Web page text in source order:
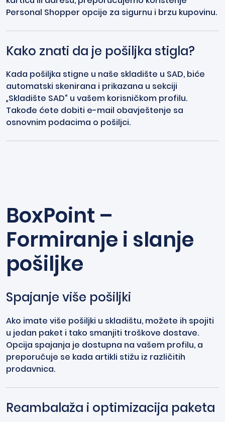
Personal Shopper opcije za sigurnu i brzu kupovinu.
Kako znati da je pošiljka stigla?
Kada pošiljka stigne u naše skladište u SAD, biće
automatski skenirana i prikazana u sekciji
„Skladište SAD“ u vašem korisničkom profilu.
Takođe ćete dobiti e-mail obavještenje sa
osnovnim podacima o pošiljci.
BoxPoint –
Formiranje i slanje
pošiljke
Spajanje više pošiljki
Ako imate više pošiljki u skladištu, možete ih spojiti
u jedan paket i tako smanjiti troškove dostave.
Opcija spajanja je dostupna na vašem profilu, a
preporučuje se kada artikli stižu iz različitih
prodavnica.
Reambalaža i optimizacija paketa